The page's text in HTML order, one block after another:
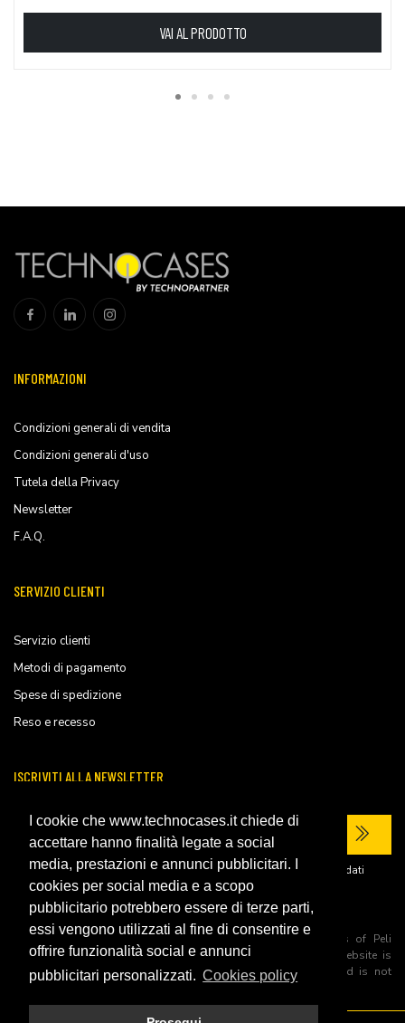
I cookie che www.technocases.it chiede di
accettare hanno finalità legate a social
media, prestazioni e annunci pubblicitari. I
cookies per social media e a scopo
pubblicitario potrebbero essere di terze parti,
essi vengono utilizzati al fine di consentire e
offrire funzionalità social e annunci
pubblicitari personalizzati. Cookies policy
VAI AL PRODOTTO
INFORMAZIONI
Condizioni generali di vendita
Condizioni generali d'uso
Tutela della Privacy
Newsletter
F.A.Q.
SERVIZIO CLIENTI
Servizio clienti
Metodi di pagamento
Spese di spedizione
Reso e recesso
ISCRIVITI ALLA NEWSLETTER
Ho letto laprivacy policy del sito e acconsento al trattamento dei miei dati
personali per ricevere comunicazioni commerciali.
All trademarks are registered and/or unregistered trademarks of Peli
Products, S.L.U. its parents, subsiadiries and affiliates. This website is
independently owned and operated by Technopartner SRL and is not
owned by Peli Products, S.L.U